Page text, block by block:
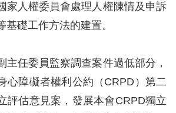
家人權委員會處理人權陳情及申訴
基礎工作方法的建置。
主任委員監察調查案件過低部分，
心障礙者權利公約（CRPD）第二
評估意見案，發展本會CRPD獨立